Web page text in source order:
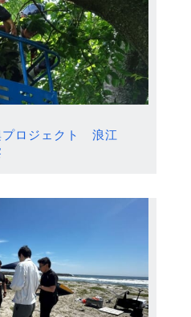
プロジェクト 浪江